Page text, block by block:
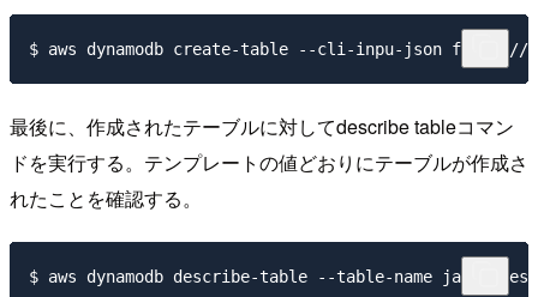
最後に、作成されたテーブルに対してdescribe tableコマン
ドを実行する。テンプレートの値どおりにテーブルが作成さ
れたことを確認する。